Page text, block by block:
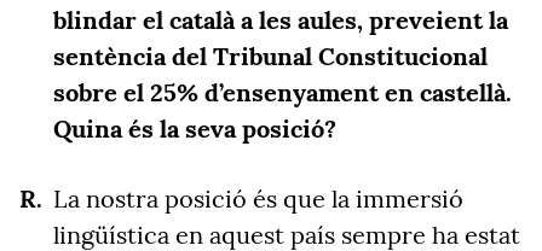
blindar el català a les aules, preveient la
sentència del Tribunal Constitucional
sobre el 25% d’ensenyament en castellà.
Quina és la seva posició?
La nostra posició és que la immersió
lingüística en aquest país sempre ha estat